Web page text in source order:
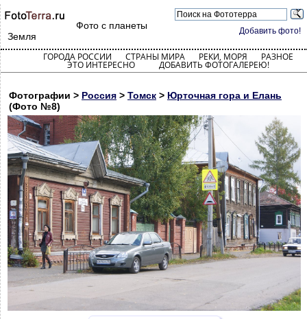
Добавить фото!
Фото с планеты
Земля
ГОРОДА РОССИИ СТРАНЫ МИРА РЕКИ, МОРЯ РАЗНОЕ
ЭТО ИНТЕРЕСНО ДОБАВИТЬ ФОТОГАЛЕРЕЮ!
Фотографии > Россия > Томск > Юрточная гора и Елань
(Фото №8)